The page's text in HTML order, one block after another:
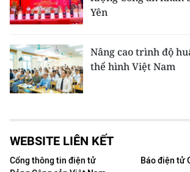
Yên
Nâng cao trình độ
thể hình Việt Nam
WEBSITE LIÊN KẾT
Cổng thông tin điện tử
Báo điện tử